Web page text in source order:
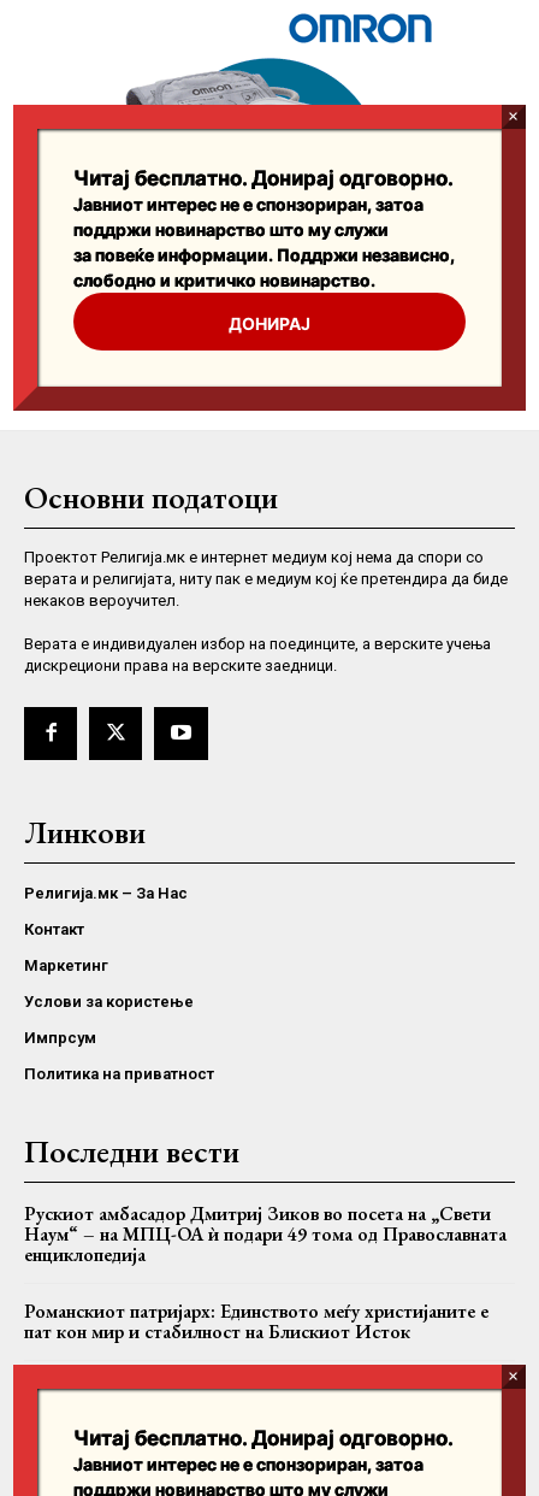
Основни податоци
Проектот Религија.мк е интернет медиум кој нема да спори со
верата и религијата, ниту пак е медиум кој ќе претендира да биде
некаков вероучител.
Верaта е индивидуален избор на поединците, а верските учења
дискрециони права на верските заедници.
Линкови
Религија.мк – За Нас
Контакт
Маркетинг
Услови за користење
Импрсум
Политика на приватност
Последни вести
Рускиот амбасадор Дмитриј Зиков во посета на „Свети
Наум“ – на МПЦ-ОА ѝ подари 49 тома од Православната
енциклопедија
Романскиот патријарх: Единството меѓу христијаните е
пат кон мир и стабилност на Блискиот Исток
Црквата на Крит ќе им помага на настраданите од
поддршкаЧитај бесплатно. Донирај одговорно.
Јавниот интерес не е спонзориран, затоа
поддржи новинарство што му служи